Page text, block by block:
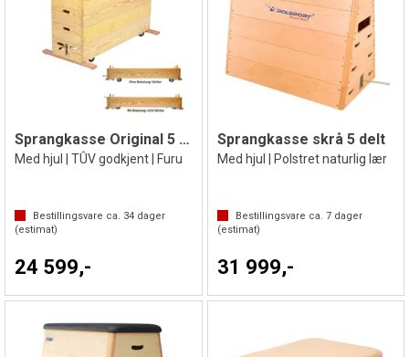
Sprangkasse Original 5 delt
Med hjul | TÛV godkjent | Furu
Bestillingsvare ca. 34 dager
(estimat)
24 599,-
Sprangkasse skrå 5 delt
Med hjul | Polstret naturlig lær
Bestillingsvare ca. 7dager
(estimat)
31 999,-